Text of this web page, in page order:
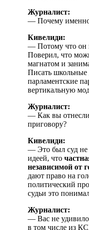
Журналист:
— Почему именно
Кивелиди:
— Потому что он
Поверил, что
магнатом и
Писать школьные
парламентские
вертикальную
Журналист:
— Как вы
приговору?
Кивелиди:
— Это был суд не
идеей, что
независимой от
дают право на
политический
судьи это
Журналист:
— Вас не
в том числе из